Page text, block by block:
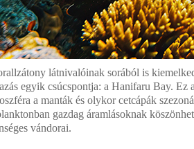
látnivalóinak sorából is
egyik csúcspontja: a Hanifaru Bay.
a manták és olykor cetcápák
gazdag áramlásoknak
vándorai.